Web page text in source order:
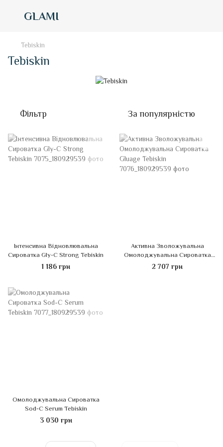
GLAMI
Tebiskin
Tebiskin
Фільтр За популярністю
Інтенсивна Відновлювальна
Сироватка Gly-C Strong Tebiskin
1 186 грн
Активна Зволожувальна
Омолоджувальна Сироватка
Gluage Tebiskin
2 707 грн
Омолоджувальна Сироватка
Sod-C Serum Tebiskin
3 030 грн